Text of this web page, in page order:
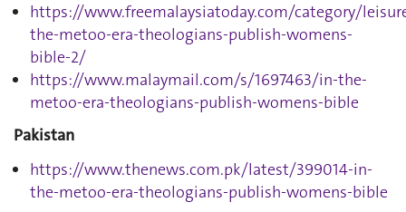
https://www.freemalaysiatoday.com/category/
the-metoo-era-theologians-publish-womens-
bible-2/
https://www.malaymail.com/s/1697463/in-the-
metoo-era-theologians-publish-womens-bible
Pakistan
https://www.thenews.com.pk/latest/399014-in-
the-metoo-era-theologians-publish-womens-bible